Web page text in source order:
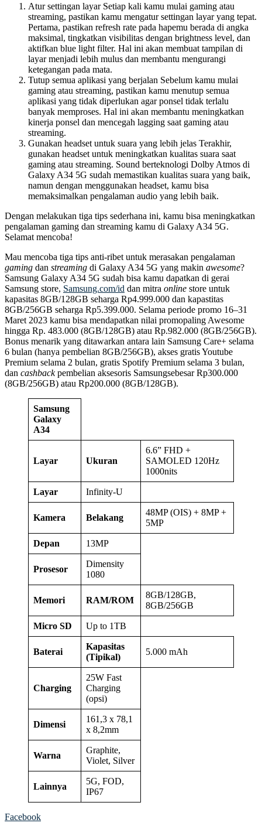
Atur settingan layar Setiap kali kamu mulai gaming atau
streaming, pastikan kamu mengatur settingan layar yang tepat.
Pertama, pastikan refresh rate pada hapemu berada di angka
maksimal, tingkatkan visibilitas dengan brightness level, dan
aktifkan blue light filter. Hal ini akan membuat tampilan di
layar menjadi lebih mulus dan membantu mengurangi
ketegangan pada mata.
Tutup semua aplikasi yang berjalan Sebelum kamu mulai
gaming atau streaming, pastikan kamu menutup semua
aplikasi yang tidak diperlukan agar ponsel tidak terlalu
banyak memproses. Hal ini akan membantu meningkatkan
kinerja ponsel dan mencegah lagging saat gaming atau
streaming.
Gunakan headset untuk suara yang lebih jelas Terakhir,
gunakan headset untuk meningkatkan kualitas suara saat
gaming atau streaming. Sound berteknologi Dolby Atmos di
Galaxy A34 5G sudah memastikan kualitas suara yang baik,
namun dengan menggunakan headset, kamu bisa
memaksimalkan pengalaman audio yang lebih baik.
Dengan melakukan tiga tips sederhana ini, kamu bisa meningkatkan
pengalaman gaming dan streaming kamu di Galaxy A34 5G.
Selamat mencoba!
Mau mencoba tiga tips anti-ribet untuk merasakan pengalaman
gaming dan streaming di Galaxy A34 5G yang makin awesome?
Samsung Galaxy A34 5G sudah bisa kamu dapatkan di gerai
Samsung store, Samsung.com/id dan mitra online store untuk
kapasitas 8GB/128GB seharga Rp4.999.000 dan kapastitas
8GB/256GB seharga Rp5.399.000. Selama periode promo 16–31
Maret 2023 kamu bisa mendapatkan nilai promopaling Awesome
hingga Rp. 483.000 (8GB/128GB) atau Rp.982.000 (8GB/256GB).
Bonus menarik yang ditawarkan antara lain Samsung Care+ selama
6 bulan (hanya pembelian 8GB/256GB), akses gratis Youtube
Premium selama 2 bulan, gratis Spotify Premium selama 3 bulan,
dan cashbackpembelian aksesoris Samsungsebesar Rp300.000
(8GB/256GB) atau Rp200.000 (8GB/128GB).
Samsung
Galaxy
A34
Layar Ukuran
6.6” FHD +
SAMOLED 120Hz
1000nits
Layar Infinity-U
Kamera Belakang
48MP (OIS) + 8MP +
5MP
Depan 13MP
Prosesor
Dimensity
1080
Memori RAM/ROM
8GB/128GB,
8GB/256GB
Micro SD Up to 1TB
Baterai
Kapasitas
(Tipikal)
5.000 mAh
Charging
25W Fast
Charging
(opsi)
Dimensi
161,3 x 78,1
x 8,2mm
Warna
Graphite,
Violet, Silver
Lainnya
5G, FOD,
IP67
Facebook